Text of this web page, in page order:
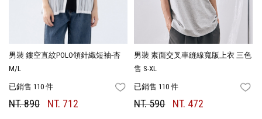
男裝 鏤空直紋POLO領針織短袖-杏
M/L
已銷售 110 件 FAVORITES
NT. 890 NT. 712
男裝 素面交叉車縫線寬版上衣 三色
售 S-XL
已銷售 110 件
NT. 590 NT. 472